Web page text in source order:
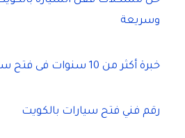
وسريعة
خبرة أكثر من 10 سنوات فى فتح سيارات بالكويت
رقم فني فتح سيارات بالكويت